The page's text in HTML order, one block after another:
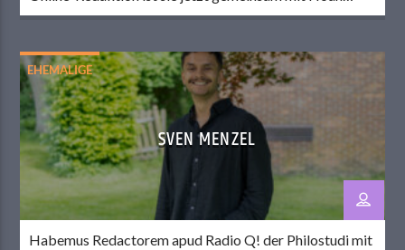
Online-CvD am Dienstag. Abseits des Senders dreht
Handball, Fußball und Volleyball, schaut aber auch
sonst (fast) jede Sportart, die im Fernsehen läuft […]
EHEMALIGE
SVEN MENZEL
Habemus Redactorem apud Radio Q! der Philostudi mit